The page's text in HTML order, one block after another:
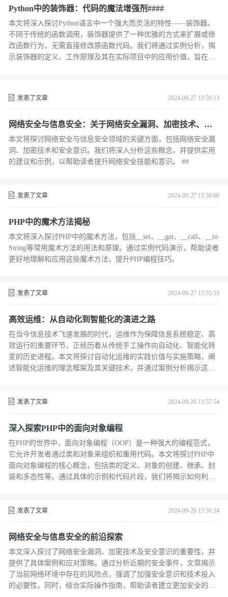
Python中的装饰器：代码的魔法增强剂####
本文将深入探讨Python语言中一个强大而灵活的特性——装饰器。
不同于传统的函数调用，装饰器提供了一种优雅的方式来扩展或修
改函数行为，无需直接修改原函数代码。我们将通过实例分析，揭
示装饰器的定义、工作原理及其在实际项目中的应用价值，旨在帮
发表了文章 2024-09-27 13:59:13
网络安全与信息安全：关于网络安全漏洞、加密技术、安
全意识等方面的知识分享##
本文将探讨网络安全与信息安全领域的关键方面，包括网络安全漏
洞、加密技术和安全意识。我们将深入分析这些概念，并提供实用
的建议和示例，以帮助读者提升网络安全技能和意识。 ##
发表了文章 2024-09-27 13:58:00
PHP中的魔术方法揭秘
本文将深入探讨PHP中的魔术方法，包括__set、__get、__call、__to
String等常用魔术方法的用法和原理。通过实例代码演示，帮助读者
更好地理解和应用这些魔术方法，提升PHP编程技巧。
发表了文章 2024-09-27 13:55:53
高效运维：从自动化到智能化的演进之路
在当今信息技术飞速发展的时代，运维作为保障信息系统稳定、高
效运行的重要环节，正经历着从传统手工操作向自动化、智能化转
变的历史进程。本文将探讨自动化运维的实践价值与实施策略，阐
述智能化运维的理念框架及其关键技术，并通过案例分析揭示这一
动化迈向智能化的运维全景图，为寻求运维转型的企业提供参考与
发表了文章 2024-09-26 13:57:54
深入探索PHP中的面向对象编程
在PHP的世界中，面向对象编程（OOP）是一种强大的编程范式，
它允许开发者通过类和对象来组织和重用代码。本文将探讨PHP中
面向对象编程的核心概念，包括类的定义、对象的创建、继承、封
装和多态性等。通过具体的示例和代码片段，我们将揭示如何利用
发表了文章 2024-09-26 13:56:34
网络安全与信息安全的前沿探索
本文深入探讨了网络安全漏洞、加密技术及安全意识的重要性，并
提供了具体案例和应对策略。通过分析近期的安全事件，文章揭示
了当前网络环境中存在的风险点，强调了加强安全意识和技术投入
的必要性。同时，结合实际操作指南，帮助读者建立更加安全的网